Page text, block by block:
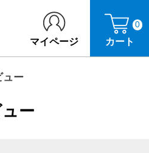
マイページ カート
0
ュー
ー